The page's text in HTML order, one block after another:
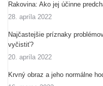
Rakovina: Ako jej účinne
28. apríla 2022
Najčastejšie príznaky
vyčistiť?
20. apríla 2022
Krvný obraz a jeho normálne